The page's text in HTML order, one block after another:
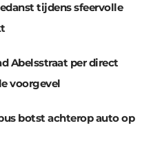
tijdens sfeervolle
Abelsstraat per direct
voorgevel
botst achterop auto op